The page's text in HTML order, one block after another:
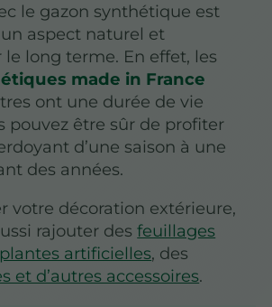
le gazon synthétique est
un aspect naturel et
long terme. En effet, les
made in France
ont une durée de vie
pouvez être sûr de profiter
d’une saison à une
des années.
votre décoration extérieure,
rajouter desfeuillages
plantes artificielles, des
et d’autres accessoires.